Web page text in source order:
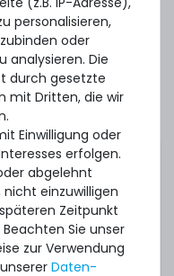
Type-A 3.0 extern
Type-A 2.0 extern
8654-8i NVMe Ports
x 2HE x 764mm
personalisieren,
oder
analysieren. Die
durch gesetzte
mit Dritten, die wir
Einwilligung oder
erfolgen.
abgelehnt
nicht einzuwilligen
Zeitpunkt
Sie unser
zur Verwendung
Daten­